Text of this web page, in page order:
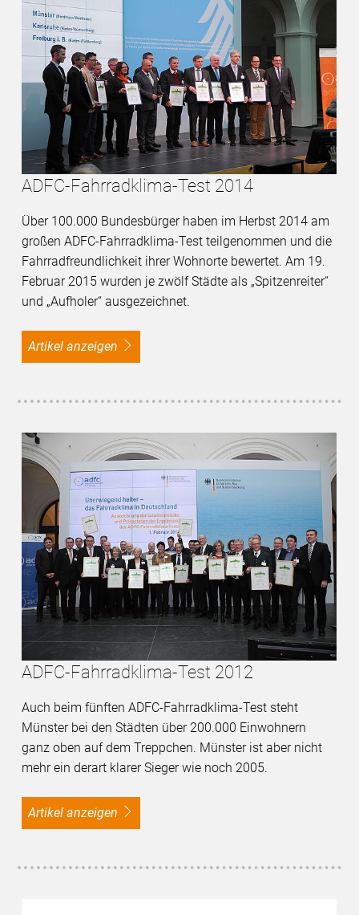
ADFC-Fahrradklima-Test 2014
Über 100.000 Bundesbürger haben im Herbst 2014 am
großen ADFC-Fahrradklima-Test teilgenommen und die
Fahrradfreundlichkeit ihrer Wohnorte bewertet. Am 19.
Februar 2015 wurden je zwölf Städte als „Spitzenreiter“
und „Aufholer“ ausgezeichnet.
Artikel anzeigen
ADFC-Fahrradklima-Test 2012
Auch beim fünften ADFC-Fahrradklima-Test steht
Münster bei den Städten über 200.000 Einwohnern
ganz oben auf dem Treppchen. Münster ist aber nicht
mehr ein derart klarer Sieger wie noch 2005.
Artikel anzeigen